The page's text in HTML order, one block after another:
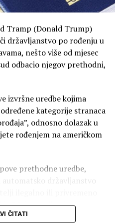
Tramp (Donald Trump)
državljanstvo po rođenju u
nešto više od mjesec
odbacio njegov prethodni,
izvršne uredbe kojima
kategorije stranaca
odnosno dolazak u
rođenjem na američkom
prethodne uredbe,
državljanstvo
je 30. juna odbacio tu
u SAD roditeljima koji
ČITATI